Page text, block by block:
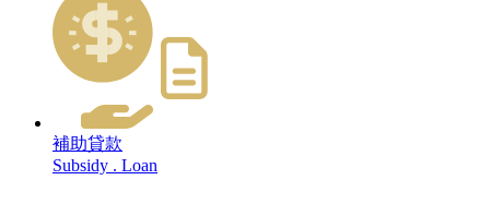
補助貸款
Subsidy . Loan